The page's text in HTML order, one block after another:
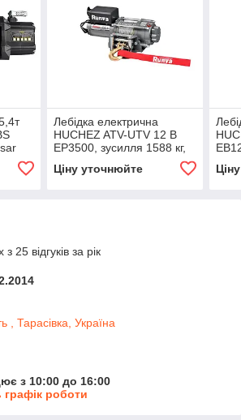
Лебідка електрична
HUCHEZ ATV-UTV 12 В
EP3500, зусилля 1588 кг,
Ціну уточнюйте
25 відгуків за рік
, Тарасівка, Україна
з 10:00 до 16:00
графік роботи